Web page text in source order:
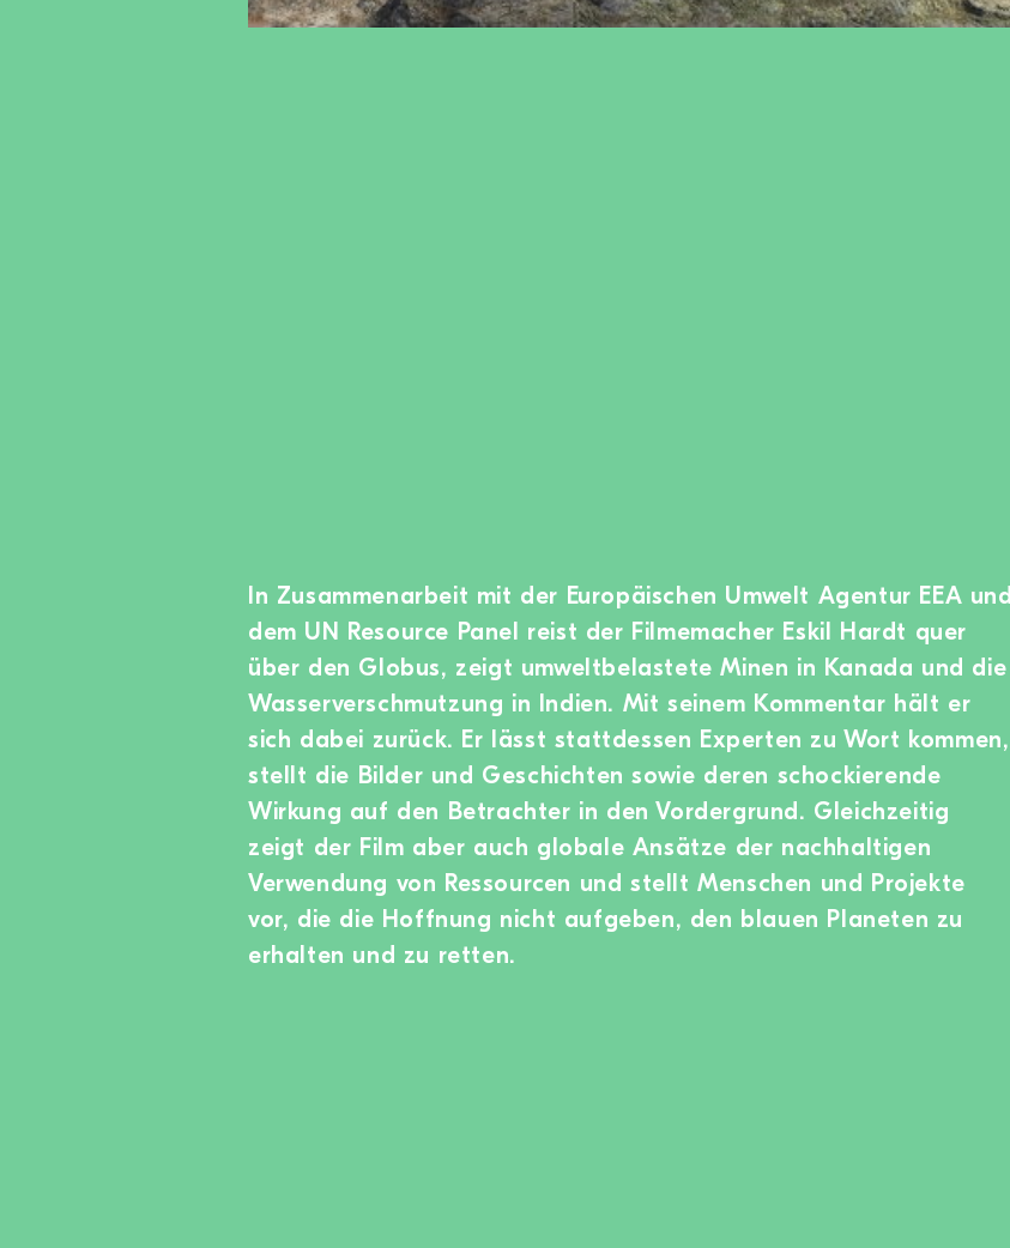
In Zusammenarbeit mit der Europäischen Umwelt Agentur EEA und
dem UN Resource Panel reist der Filmemacher Eskil Hardt quer
über den Globus, zeigt umweltbelastete Minen in Kanada und die
Wasserverschmutzung in Indien. Mit seinem Kommentar hält er
sich dabei zurück. Er lässt stattdessen Experten zu Wort kommen,
stellt die Bilder und Geschichten sowie deren schockierende
Wirkung auf den Betrachter in den Vordergrund. Gleichzeitig
zeigt der Film aber auch globale Ansätze der nachhaltigen
Verwendung von Ressourcen und stellt Menschen und Projekte
vor, die die Hoffnung nicht aufgeben, den blauen Planeten zu
erhalten und zu retten.